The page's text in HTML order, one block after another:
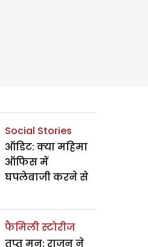
Social Stories
ऑडिट: क्या महिमा
ऑफिस में
घपलेबाजी करने से
फैमिली स्टोरीज
तृप्त मन: राजन ने